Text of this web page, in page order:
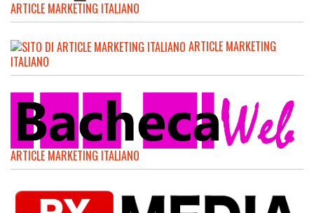
ARTICLE MARKETING ITALIANO
ARTICLE MARKETING
ITALIANO
ARTICLE MARKETING ITALIANO